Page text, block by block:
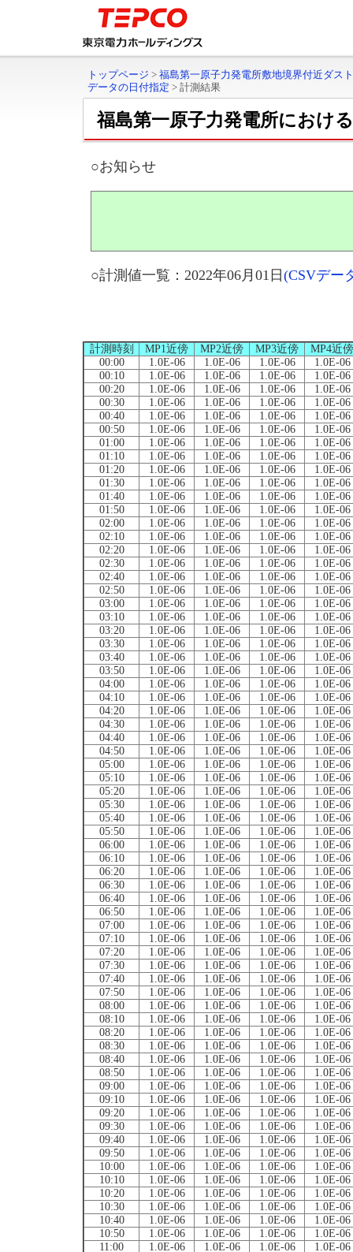
トップページ > 福島第一原子力発電所敷地境界付近ダス
データの日付指定 > 計測結果
福島第一原子力発電所におけ
○お知らせ
○計測値一覧：2022年06月01日 (CSVデー
計測時刻 MP1近傍 MP2近傍 MP3近傍
MP4近傍
00:00
1.0E-06 1.0E-06 1.0E-06
1.0E-06
00:10
1.0E-06 1.0E-06 1.0E-06
1.0E-06
00:20
1.0E-06 1.0E-06 1.0E-06
1.0E-06
00:30
1.0E-06 1.0E-06 1.0E-06
1.0E-06
00:40
1.0E-06 1.0E-06 1.0E-06
1.0E-06
00:50
1.0E-06 1.0E-06 1.0E-06
1.0E-06
01:00
1.0E-06 1.0E-06 1.0E-06
1.0E-06
01:10
1.0E-06 1.0E-06 1.0E-06
1.0E-06
01:20
1.0E-06 1.0E-06 1.0E-06
1.0E-06
01:30
1.0E-06 1.0E-06 1.0E-06
1.0E-06
01:40
1.0E-06 1.0E-06 1.0E-06
1.0E-06
01:50
1.0E-06 1.0E-06 1.0E-06
1.0E-06
02:00
1.0E-06 1.0E-06 1.0E-06
1.0E-06
02:10
1.0E-06 1.0E-06 1.0E-06
1.0E-06
02:20
1.0E-06 1.0E-06 1.0E-06
1.0E-06
02:30
1.0E-06 1.0E-06 1.0E-06
1.0E-06
02:40
1.0E-06 1.0E-06 1.0E-06
1.0E-06
02:50
1.0E-06 1.0E-06 1.0E-06
1.0E-06
03:00
1.0E-06 1.0E-06 1.0E-06
1.0E-06
03:10
1.0E-06 1.0E-06 1.0E-06
1.0E-06
03:20
1.0E-06 1.0E-06 1.0E-06
1.0E-06
03:30
1.0E-06 1.0E-06 1.0E-06
1.0E-06
03:40
1.0E-06 1.0E-06 1.0E-06
1.0E-06
03:50
1.0E-06 1.0E-06 1.0E-06
1.0E-06
04:00
1.0E-06 1.0E-06 1.0E-06
1.0E-06
04:10
1.0E-06 1.0E-06 1.0E-06
1.0E-06
04:20
1.0E-06 1.0E-06 1.0E-06
1.0E-06
04:30
1.0E-06 1.0E-06 1.0E-06
1.0E-06
04:40
1.0E-06 1.0E-06 1.0E-06
1.0E-06
04:50
1.0E-06 1.0E-06 1.0E-06
1.0E-06
05:00
1.0E-06 1.0E-06 1.0E-06
1.0E-06
05:10
1.0E-06 1.0E-06 1.0E-06
1.0E-06
05:20
1.0E-06 1.0E-06 1.0E-06
1.0E-06
05:30
1.0E-06 1.0E-06 1.0E-06
1.0E-06
05:40
1.0E-06 1.0E-06 1.0E-06
1.0E-06
05:50
1.0E-06 1.0E-06 1.0E-06
1.0E-06
06:00
1.0E-06 1.0E-06 1.0E-06
1.0E-06
06:10
1.0E-06 1.0E-06 1.0E-06
1.0E-06
06:20
1.0E-06 1.0E-06 1.0E-06
1.0E-06
06:30
1.0E-06 1.0E-06 1.0E-06
1.0E-06
06:40
1.0E-06 1.0E-06 1.0E-06
1.0E-06
06:50
1.0E-06 1.0E-06 1.0E-06
1.0E-06
07:00
1.0E-06 1.0E-06 1.0E-06
1.0E-06
07:10
1.0E-06 1.0E-06 1.0E-06
1.0E-06
07:20
1.0E-06 1.0E-06 1.0E-06
1.0E-06
07:30
1.0E-06 1.0E-06 1.0E-06
1.0E-06
07:40
1.0E-06 1.0E-06 1.0E-06
1.0E-06
07:50
1.0E-06 1.0E-06 1.0E-06
1.0E-06
08:00
1.0E-06 1.0E-06 1.0E-06
1.0E-06
08:10
1.0E-06 1.0E-06 1.0E-06
1.0E-06
08:20
1.0E-06 1.0E-06 1.0E-06
1.0E-06
08:30
1.0E-06 1.0E-06 1.0E-06
1.0E-06
08:40
1.0E-06 1.0E-06 1.0E-06
1.0E-06
08:50
1.0E-06 1.0E-06 1.0E-06
1.0E-06
09:00
1.0E-06 1.0E-06 1.0E-06
1.0E-06
09:10
1.0E-06 1.0E-06 1.0E-06
1.0E-06
09:20
1.0E-06 1.0E-06 1.0E-06
1.0E-06
09:30
1.0E-06 1.0E-06 1.0E-06
1.0E-06
09:40
1.0E-06 1.0E-06 1.0E-06
1.0E-06
09:50
1.0E-06 1.0E-06 1.0E-06
1.0E-06
10:00
1.0E-06 1.0E-06 1.0E-06
1.0E-06
10:10
1.0E-06 1.0E-06 1.0E-06
1.0E-06
10:20
1.0E-06 1.0E-06 1.0E-06
1.0E-06
10:30
1.0E-06 1.0E-06 1.0E-06
1.0E-06
10:40
1.0E-06 1.0E-06 1.0E-06
1.0E-06
10:50
1.0E-06 1.0E-06 1.0E-06
1.0E-06
11:00
1.0E-06 1.0E-06 1.0E-06
1.0E-06